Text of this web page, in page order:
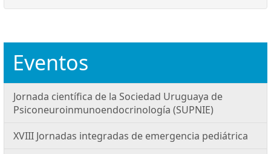
Eventos
Jornada científica de la Sociedad Uruguaya de
Psiconeuroinmunoendocrinología (SUPNIE)
XVIII Jornadas integradas de emergencia pediátrica